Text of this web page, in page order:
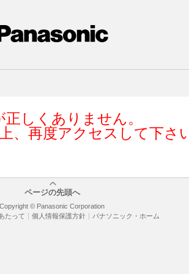
正しくありません。
、再度アクセスして下さ
ページの先頭へ
Copyright © Panasonic Corporation
たって
個人情報保護方針 パナソニック・ホーム